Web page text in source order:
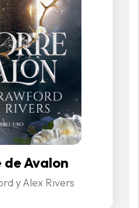
Avalon
y Alex Rivers